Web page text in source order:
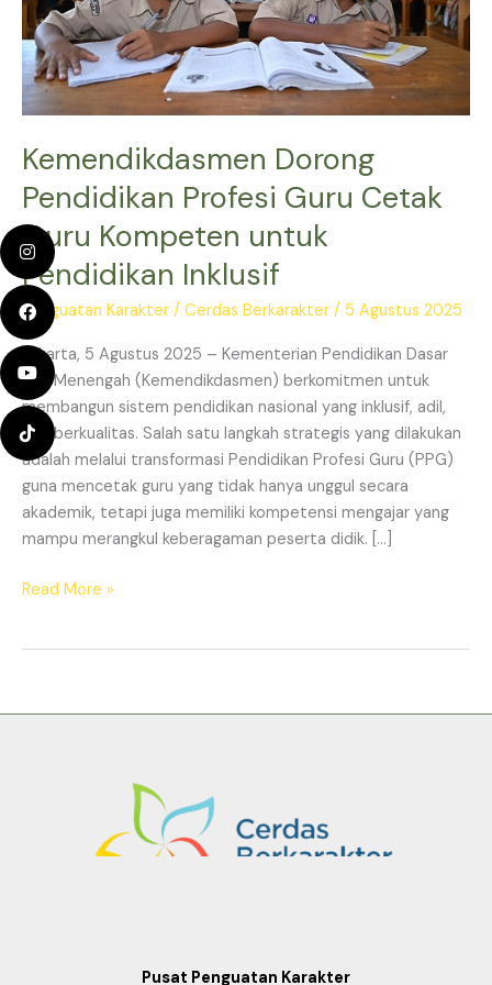
Kemendikdasmen Dorong
Pendidikan Profesi Guru Cetak
Guru Kompeten untuk
Pendidikan Inklusif
Penguatan Karakter / Cerdas Berkarakter / 5 Agustus 2025
Jakarta, 5 Agustus 2025 – Kementerian Pendidikan Dasar
dan Menengah (Kemendikdasmen) berkomitmen untuk
membangun sistem pendidikan nasional yang inklusif, adil,
dan berkualitas. Salah satu langkah strategis yang dilakukan
adalah melalui transformasi Pendidikan Profesi Guru (PPG)
guna mencetak guru yang tidak hanya unggul secara
akademik, tetapi juga memiliki kompetensi mengajar yang
mampu merangkul keberagaman peserta didik. […]
Kompeten
untuk
Pendidikan
Inklusif
Read More »
Pusat Penguatan Karakter